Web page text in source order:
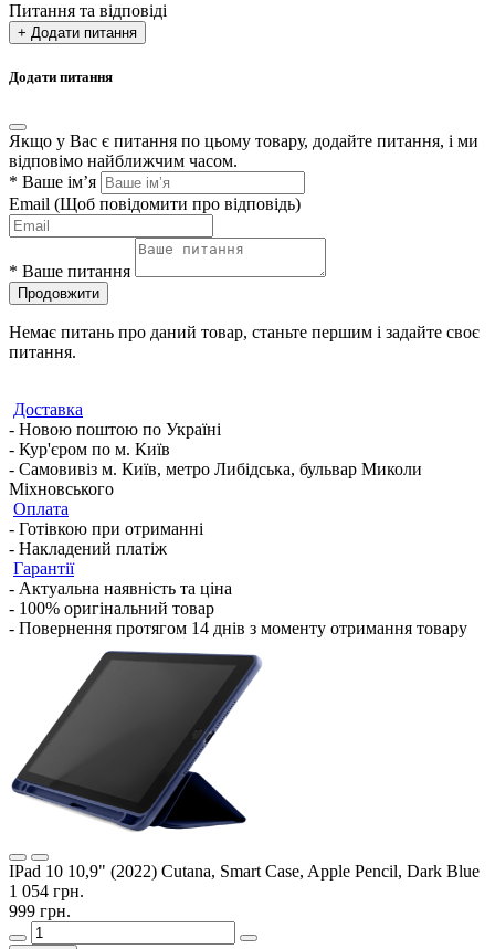
Питання та відповіді
+ Додати питання
Додати питання
Якщо у Вас є питання по цьому товару, додайте питання, і ми
відповімо найближчим часом.
* Ваше ім’я
Email (Щоб повідомити про відповідь)
* Ваше питання
Продовжити
Немає питань про даний товар, станьте першим і задайте своє
питання.
Доставка
- Новою поштою по Україні
- Кур'єром по м. Київ
- Самовивіз м. Київ, метро Либідська, бульвар Миколи
Міхновського
Оплата
- Готівкою при отриманні
- Накладений платіж
Гарантії
- Актуальна наявність та ціна
- 100% оригінальний товар
- Повернення протягом 14 днів з моменту отримання товару
IPad 10 10,9" (2022) Cutana, Smart Case, Apple Pencil, Dark Blue
1 054 грн.
999 грн.